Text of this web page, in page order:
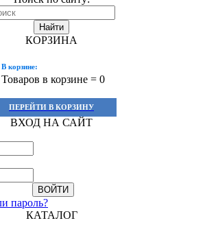
Найти
КОРЗИНА
В корзине:
Товаров в корзине = 0
ПЕРЕЙТИ В КОРЗИНУ
ВХОД НА САЙТ
пароль?
КАТАЛОГ